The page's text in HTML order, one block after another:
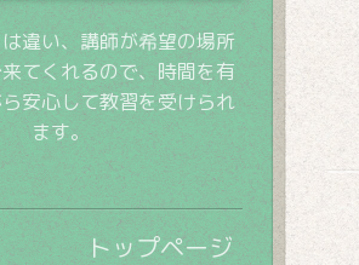
違い、講師が希望の場所
てくれるので、時間を有
安心して教習を受けられ
ます。
トップページ